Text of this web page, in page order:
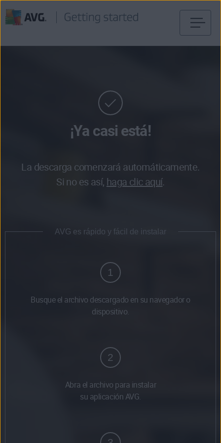
¡Ya casi está!
La descarga comenzará automáticamente.
Si no es así, haga clic aquí.
AVG es rápido y fácil de instalar
1
Busque el archivo descargado en su navegador o
dispositivo.
2
Abra el archivo para instalar
su aplicación AVG.